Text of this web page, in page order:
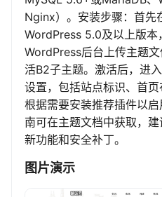
Nginx）。安装步骤：首先
WordPress 5.0及以上版本
WordPress后台上传主题文
活B2子主题。激活后，进
设置，包括站点标识、首
根据需要安装推荐插件以
南可在主题文档中获取，
新功能和安全补丁。
图片演示